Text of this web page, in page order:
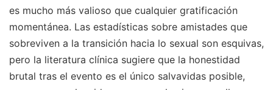
es mucho más valioso que cualquier gratificación
momentánea. Las estadísticas sobre amistades que
sobreviven a la transición hacia lo sexual son esquivas,
pero la literatura clínica sugiere que la honestidad
brutal tras el evento es el único salvavidas posible,